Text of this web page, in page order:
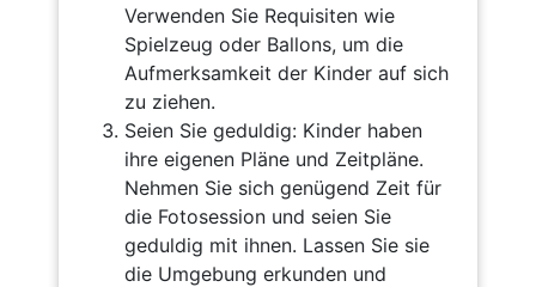
Verwenden Sie Requisiten wie
Spielzeug oder Ballons, um die
Aufmerksamkeit der Kinder auf sich
zu ziehen.
Seien Sie geduldig: Kinder haben
ihre eigenen Pläne und Zeitpläne.
Nehmen Sie sich genügend Zeit für
die Fotosession und seien Sie
geduldig mit ihnen. Lassen Sie sie
die Umgebung erkunden und